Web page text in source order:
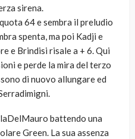
sirena.
64 e sembra il preludio
spenta, ma poi Kadji e
e Brindisi risale a + 6. Qui
e perde la mira del terzo
di nuovo allungare ed
battendo una
Green. La sua assenza